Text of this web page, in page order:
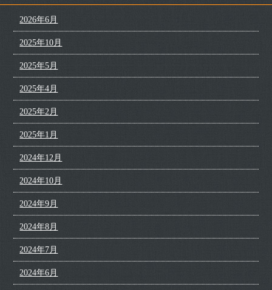
2026年6月
2025年10月
2025年5月
2025年4月
2025年2月
2025年1月
2024年12月
2024年10月
2024年9月
2024年8月
2024年7月
2024年6月